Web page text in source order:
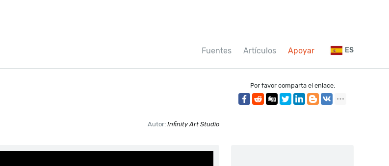
Fuentes Artículos Apoyar ES
Autor: Infinity Art Studio
Por favor comparta el enlace: